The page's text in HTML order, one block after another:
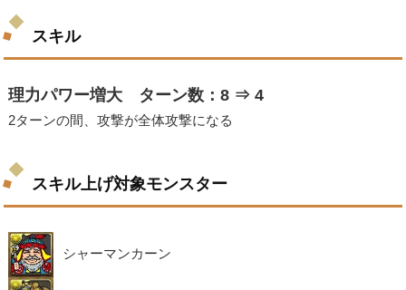
スキル
理力パワー増大 ターン数：8 ⇒ 4
2ターンの間、攻撃が全体攻撃になる
スキル上げ対象モンスター
シャーマンカーン